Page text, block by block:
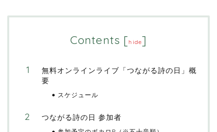
Contents [hide]
無料オンラインライブ「つながる詩の日」概
要
スケジュール
つながる詩の日 参加者